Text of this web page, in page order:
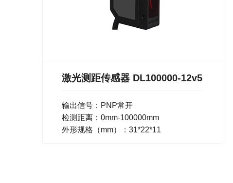
激光测距传感器 DL100000-12v5
输出信号：PNP常开
检测距离：0mm-100000mm
外形规格（mm）：31*22*11